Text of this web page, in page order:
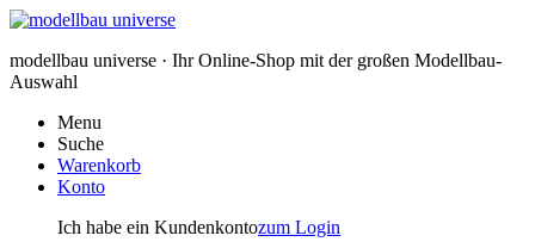
modellbau universe · Ihr Online-Shop mit der großen Modellbau-
Auswahl
Menu
Suche
Warenkorb
Konto
Ich habe ein Kundenkontozum Login